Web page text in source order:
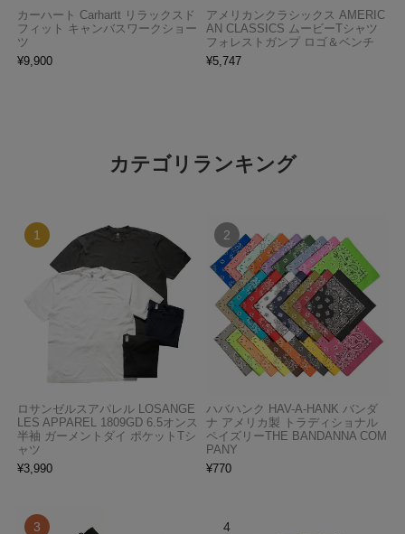
カーハート Carhartt リラックスド
フィット キャンバスワークショー
ツ
¥9,900
アメリカンクラシックス AMERIC
AN CLASSICS ムービーTシャツ
フォレストガンプ ロゴ＆ベンチ
¥5,747
カテゴリランキング
ロサンゼルスアパレル LOSANGE
LES APPAREL 1809GD 6.5オンス
半袖 ガーメントダイ ポケットTシ
ャツ
¥3,990
ハバハンク HAV-A-HANK バンダ
ナ アメリカ製 トラディショナル
ペイズリーTHE BANDANNA COM
PANY
¥770